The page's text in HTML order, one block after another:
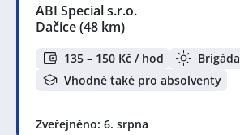
ABI Special s.r.o.
Dačice(48 km)
135 – 150 Kč / hod
Brigáda
Vhodné také pro absolventy
Zveřejněno: 6. srpna